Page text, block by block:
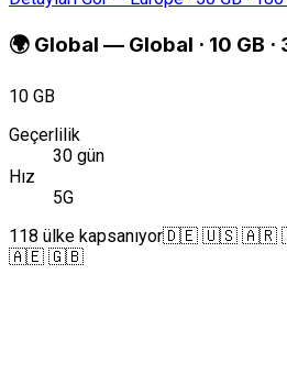
🌍 Global — Global · 10 GB
10 GB
Geçerlilik
30 gün
Hız
5G
118 ülke kapsanıyor🇩🇪 🇺🇸 🇦🇷
🇦🇪 🇬🇧